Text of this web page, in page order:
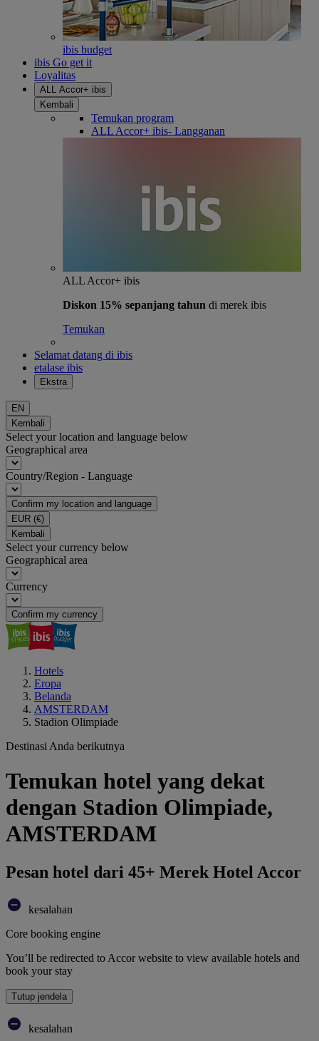
ibis budget
ibis Go get it
Loyalitas
ALL Accor+ ibis
Kembali
Temukan program
ALL Accor+ ibis- Langganan
ALL Accor+ ibis
Diskon 15% sepanjang tahun di merek ibis
Temukan
Selamat datang di ibis
etalase ibis
Ekstra
EN
Kembali
Select your location and language below
Geographical area
Country/Region - Language
Confirm my location and language
EUR (€)
Kembali
Select your currency below
Geographical area
Currency
Confirm my currency
Hotels
Eropa
Belanda
AMSTERDAM
Stadion Olimpiade
Destinasi Anda berikutnya
Temukan hotel yang dekat
dengan Stadion Olimpiade,
AMSTERDAM
Pesan hotel dari 45+ Merek Hotel Accor
kesalahan
Core booking engine
You’ll be redirected to Accor website to view available hotels and
book your stay
Tutup jendela
kesalahan